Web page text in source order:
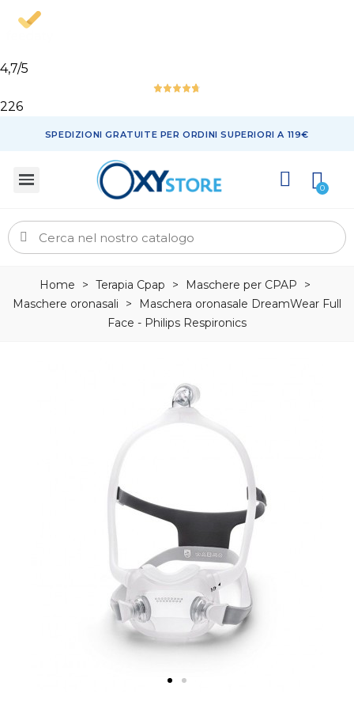
4,7/5
226
SPEDIZIONI GRATUITE PER ORDINI SUPERIORI A 119€
Home > Terapia Cpap > Maschere per CPAP
>
Maschere oronasali
>
Maschera oronasale DreamWear Full
Face - Philips Respironics